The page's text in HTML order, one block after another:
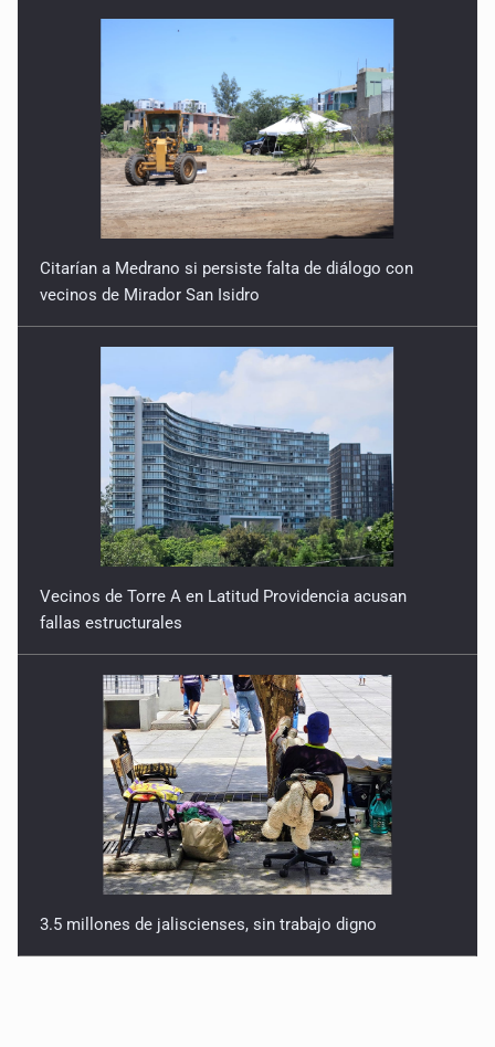
Citarían a Medrano si persiste falta de diálogo con
vecinos de Mirador San Isidro
Vecinos de Torre A en Latitud Providencia acusan
fallas estructurales
3.5 millones de jaliscienses, sin trabajo digno